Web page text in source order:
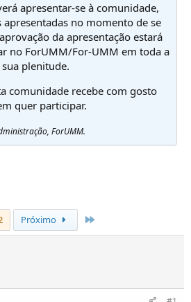
apresentar-se à comunidade,
no momento de se
da apresentação estará
no ForUMM/For-UMM em toda a
sua plenitude.
comunidade recebe com gosto
quer participar.
ForUMM.
Próximo